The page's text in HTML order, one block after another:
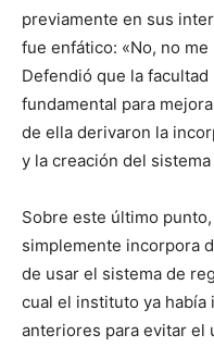
previamente en sus
fue enfático: «No, no
Defendió que la
fundamental para
de ella derivaron la
y la creación del
Sobre este último
simplemente incorpora
de usar el sistema de
cual el instituto ya
anteriores para evitar el